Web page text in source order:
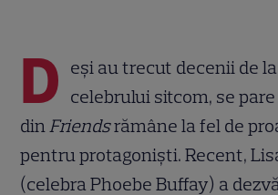
D eși au trecut decenii de
celebrului sitcom, se
din Friendsrămâne la fel de
pentru protagoniști. Recent,
(celebra Phoebe Buffay) a